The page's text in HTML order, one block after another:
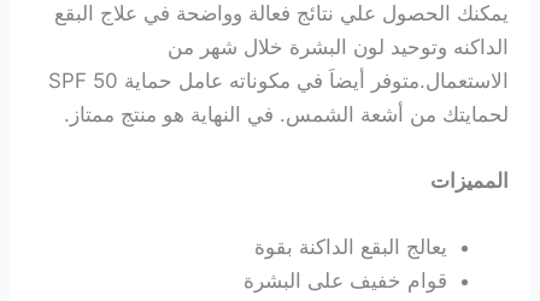
يمكنك الحصول علي نتائج فعالة وواضحة في علاج البقع
الداكنه وتوحيد لون البشرة خلال شهر من
الاستعمال.متوفر أيضاَ في مكوناته عامل حماية SPF 50
لحمايتك من أشعة الشمس. في النهاية هو منتج ممتاز.
المميزات
يعالج البقع الداكنة بقوة
قوام خفيف على البشرة